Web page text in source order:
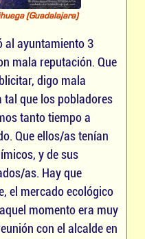
(Guadalajara)
al ayuntamiento 3
mala reputación. Que
digo mala
tal que los pobladores
tanto tiempo a
Que ellos/as tenían
y de sus
as. Hay que
el mercado ecológico
momento era muy
con el alcalde en